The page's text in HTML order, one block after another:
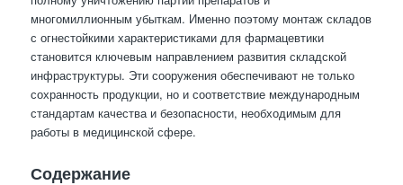
многомиллионным убыткам. Именно поэтому монтаж складов
с огнестойкими характеристиками для фармацевтики
становится ключевым направлением развития складской
инфраструктуры. Эти сооружения обеспечивают не только
сохранность продукции, но и соответствие международным
стандартам качества и безопасности, необходимым для
работы в медицинской сфере.
Содержание